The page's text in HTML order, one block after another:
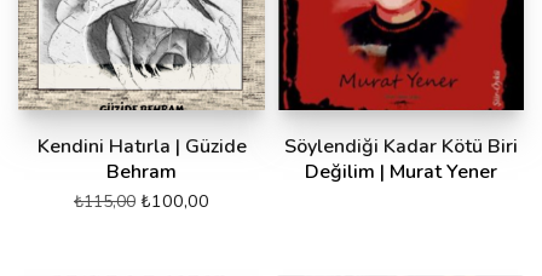
Kendini Hatırla | Güzide
Behram
₺115,00 ₺100,00
Söylendiği Kadar Kötü Biri
Değilim | Murat Yener